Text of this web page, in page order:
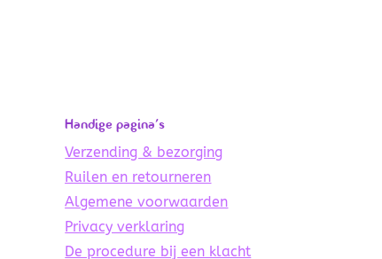
Handige pagina’s
Verzending & bezorging
Ruilen en retourneren
Algemene voorwaarden
Privacy verklaring
De procedure bij een klacht